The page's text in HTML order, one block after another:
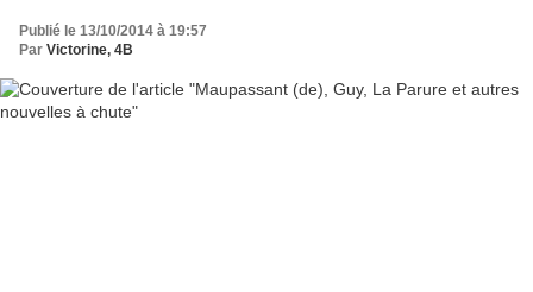
Publié le 13/10/2014 à 19:57
Par Victorine, 4B